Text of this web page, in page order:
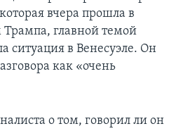
вчера прошла в
главной темой
ситуация в Венесуэле. Он
как «очень
о том, говорил ли он